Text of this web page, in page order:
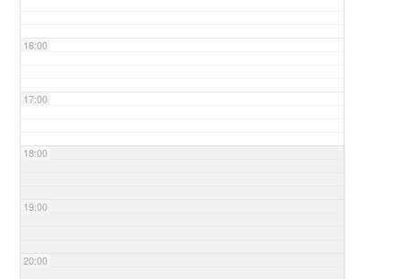
16:00
17:00
18:00
19:00
20:00